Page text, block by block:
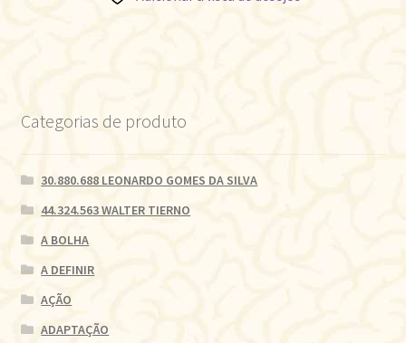
Categorias de produto
30.880.688 LEONARDO GOMES DA SILVA
44.324.563 WALTER TIERNO
A BOLHA
A DEFINIR
AÇÃO
ADAPTAÇÃO